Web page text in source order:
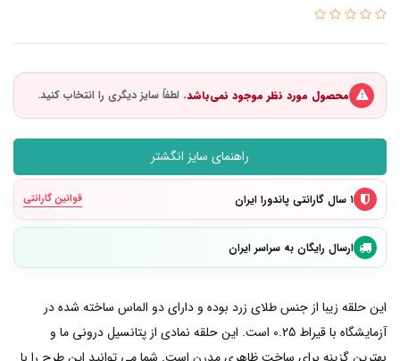
محصول مورد نظر موجود نمی‌باشد.
راهنمای سایز انگشتر
۱ سال گارانتی پاندورا ایران قوانین گارانتی
ارسال رایگان به سراسر ایران
این حلقه زیبا از جنس طلای زرد بوده و دارای دو الماس ساخته شده در
آزمایشگاه با قیراط 0.25 است. این حلقه نمادی از پتانسیل درونی ما و